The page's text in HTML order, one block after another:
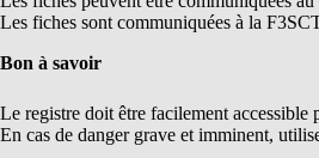
Les fiches sont communiquées à la
Bon à savoir
Le registre doit être facilement accessible
En cas de danger grave et imminent,